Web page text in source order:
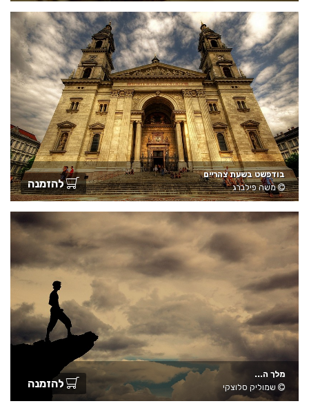
בודפשט בשעת צהריים
משה פילברג
להזמנה
מלך ה...
שמוליק סלוצקי
להזמנה